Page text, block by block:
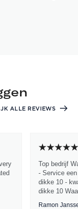
ALLE REVIEWS
Top bedrijf
- Service
dikke 10 -
dikke 10
Ramon